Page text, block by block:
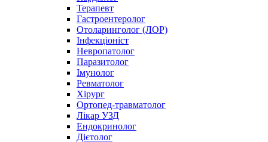
Терапевт
Гастроентеролог
Отоларинголог (ЛОР)
Інфекціоніст
Невропатолог
Паразитолог
Імунолог
Ревматолог
Хірург
Ортопед-травматолог
Лікар УЗД
Ендокринолог
Дієтолог